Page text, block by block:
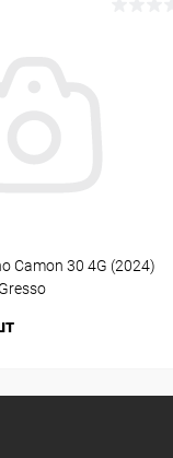
Camon 30 4G (2024)